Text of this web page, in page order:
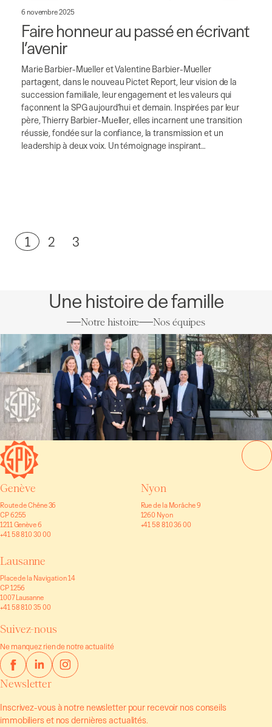
6 novembre 2025
Faire honneur au passé en écrivant
l’avenir
Marie Barbier-Mueller et Valentine Barbier-Mueller
partagent, dans le nouveau Pictet Report, leur vision de la
succession familiale, leur engagement et les valeurs qui
façonnent la SPG aujourd’hui et demain. Inspirées par leur
père, Thierry Barbier-Mueller, elles incarnent une transition
réussie, fondée sur la confiance, la transmission et un
leadership à deux voix. Un témoignage inspirant…
1 2 3
Une histoire de famille
Notre histoire Nos équipes
Genève
Route de Chêne 36
CP 6255
1211 Genève 6
+41 58 810 30 00
Nyon
Rue de la Morâche 9
1260 Nyon
+41 58 810 36 00
Lausanne
Place de la Navigation 14
CP 1256
1007 Lausanne
+41 58 810 35 00
Suivez-nous
Ne manquez rien de notre actualité
Newsletter
Inscrivez-vous à notre newsletter pour recevoir nos conseils
immobiliers et nos dernières actualités.